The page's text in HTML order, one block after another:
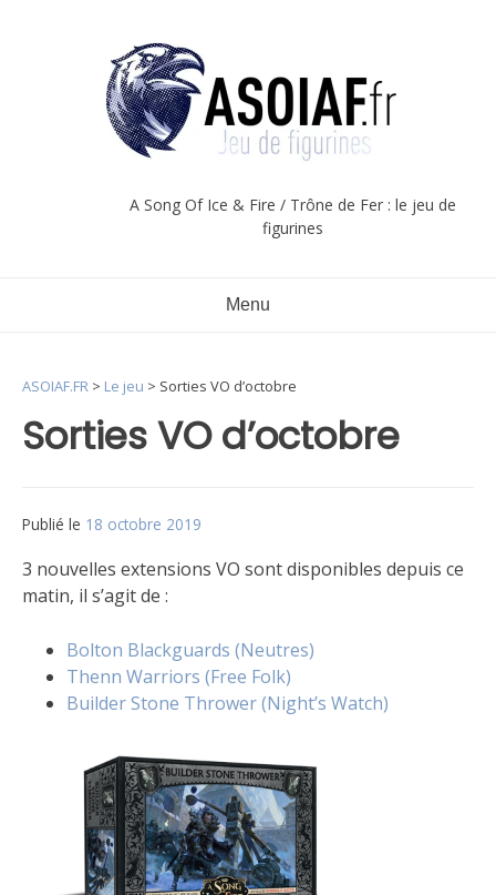
A Song Of Ice & Fire / Trône de Fer : le jeu de
figurines
Menu
Sorties VO d’octobre
ASOIAF.FR > Le jeu > Sorties VO d’octobre
Publié le 18 octobre 2019
3 nouvelles extensions VO sont disponibles depuis ce
matin, il s’agit de :
Bolton Blackguards (Neutres)
Thenn Warriors (Free Folk)
Builder Stone Thrower (Night’s Watch)